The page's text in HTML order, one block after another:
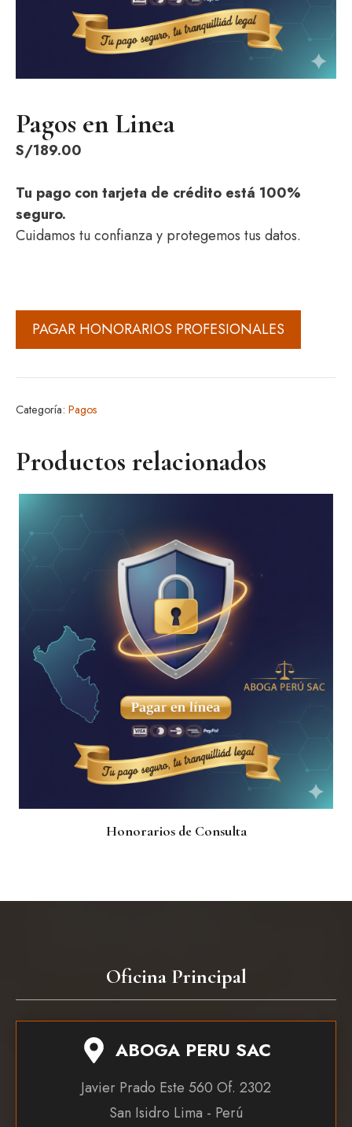
Pagos en Linea
S/189.00
Tu pago con tarjeta de crédito está 100%
seguro.
Cuidamos tu confianza y protegemos tus datos.
Pagos
cantidad
PAGAR HONORARIOS PROFESIONALES
Categoría: Pagos
Productos relacionados
Honorarios de Consulta
Oficina Principal
ABOGA PERU SAC
Javier Prado Este 560 Of. 2302
San Isidro Lima - Perú